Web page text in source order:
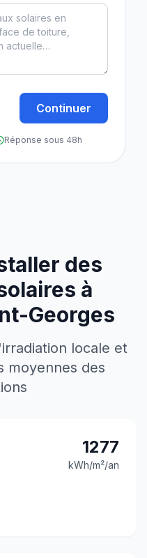
Continuer
Réponse sous 48h
des
à
Georges
locale et
moyennes des
1277
kWh/m²/an